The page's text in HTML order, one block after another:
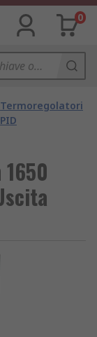
0
Termoregolatori
PID